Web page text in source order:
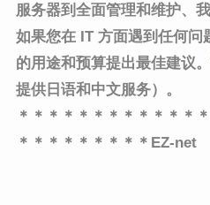
服务器到全面管理和维护、
如果您在 IT 方面遇到任何问
的用途和预算提出最佳建议。
提供日语和中文服务）。
＊＊＊＊＊＊＊＊＊＊＊＊
＊＊＊＊＊＊＊＊＊EZ-net